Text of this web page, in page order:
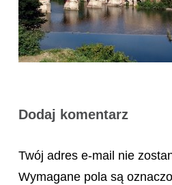
Dodaj komentarz
Twój adres e-mail nie
Wymagane pola są